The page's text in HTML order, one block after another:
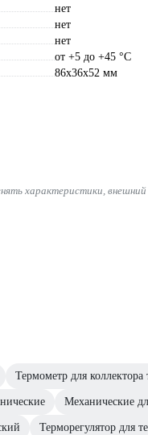
нет
нет
нет
от +5 до +45 °С
86х36х52 мм
характеристики,
Термометр для коллектора
Механические
Терморегулятор для